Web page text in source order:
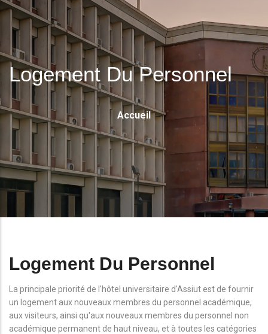
Logement Du Personnel
Fil
D'Ariane
Accueil
Logement Du Personnel
La principale priorité de l'hôtel universitaire d'Assiut est de fournir
un logement aux nouveaux membres du personnel académique,
aux visiteurs, ainsi qu'aux nouveaux membres du personnel non
académique permanent de haut niveau, et à toutes les catégories